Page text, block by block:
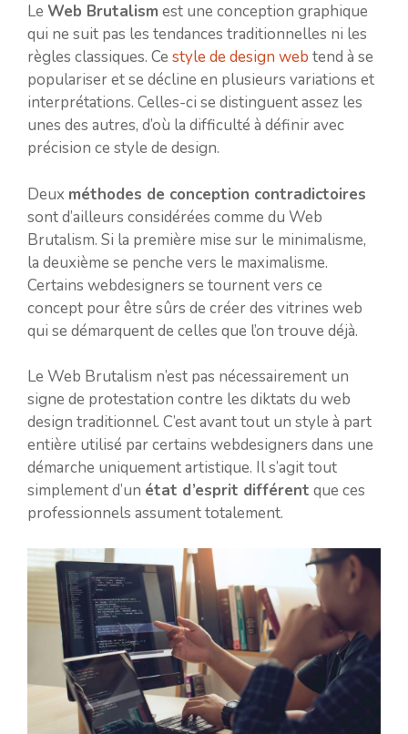
Le Web Brutalism est une conception graphique
qui ne suit pas les tendances traditionnelles ni les
règles classiques. Ce style de design web tend à se
populariser et se décline en plusieurs variations et
interprétations. Celles-ci se distinguent assez les
unes des autres, d’où la difficulté à définir avec
précision ce style de design.
Deux méthodes de conception contradictoires
sont d’ailleurs considérées comme du Web
Brutalism. Si la première mise sur le minimalisme,
la deuxième se penche vers le maximalisme.
Certains webdesigners se tournent vers ce
concept pour être sûrs de créer des vitrines web
qui se démarquent de celles que l’on trouve déjà.
Le Web Brutalism n’est pas nécessairement un
signe de protestation contre les diktats du web
design traditionnel. C’est avant tout un style à part
entière utilisé par certains webdesigners dans une
démarche uniquement artistique. Il s’agit tout
simplement d’un état d’esprit différent que ces
professionnels assument totalement.